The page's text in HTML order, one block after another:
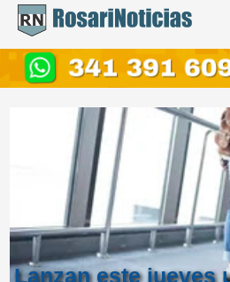
Lanzan este jueves